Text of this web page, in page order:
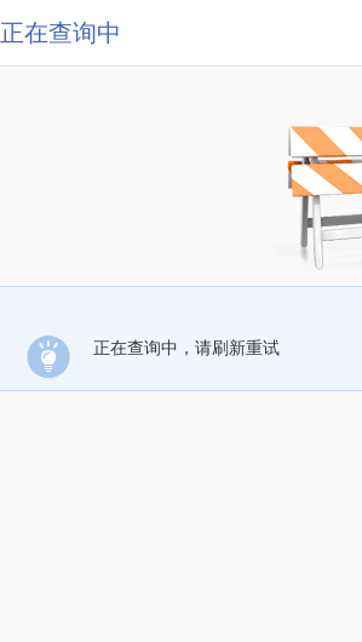
正在查询中
正在查询中，请刷新重试